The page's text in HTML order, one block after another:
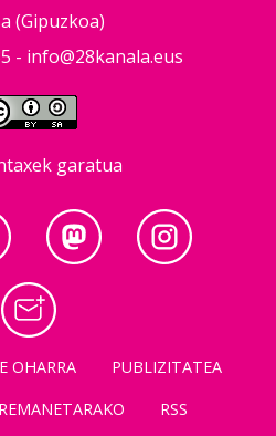
(Gipuzkoa)
- info@28kanala.eus
garatua
OHARRA
PUBLIZITATEA
RSS